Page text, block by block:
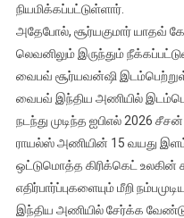
நியமிக்கப்பட்டுள்ளார்.
அதேபோல், சூர்யகுமார் யாதவ்
லெவனிலும் இருந்தும்
வைபவ் சூர்யவன்ஷி
வைபவ் இந்திய அணியில்
நடந்து முடிந்த ஐபிஎல் 2026
ராயல்ஸ் அணியின் 15 வயது
ஒட்டுமொத்த கிரிக்கெட்
எதிர்பார்ப்புகளையும் மீறி
இந்திய அணியில் சேர்க்க